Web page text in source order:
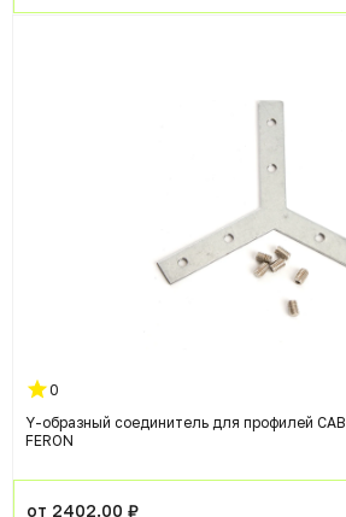
0
Y-образный соединитель для профилей CAB
FERON
от 2402.00 ₽